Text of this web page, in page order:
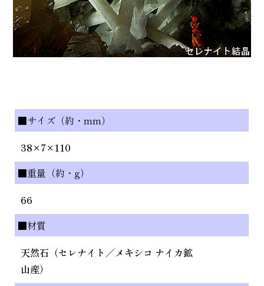
■サイズ（約・mm）
38×7×110
■重量（約・g）
66
■材質
天然石（セレナイト／メキシコ ナイカ鉱
山産）